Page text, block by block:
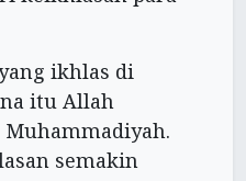
ikhlas di
itu Allah
semakin